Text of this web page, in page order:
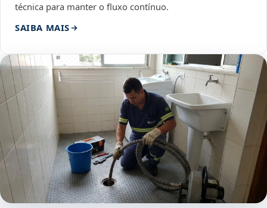
técnica para manter o fluxo contínuo.
SAIBA MAIS